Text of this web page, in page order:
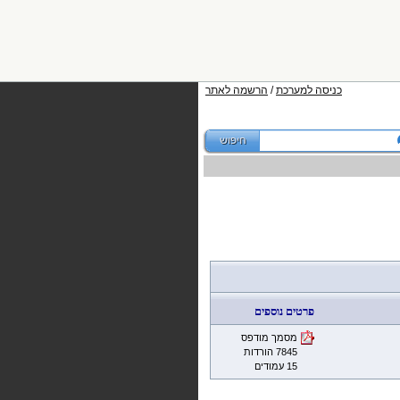
כניסה למערכת/ הרשמה לאתר
פרטים נוספים
מסמך מודפס
7845 הורדות
15 עמודים